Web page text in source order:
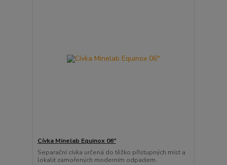
Cívka Minelab Equinox 06"
Separační cívka určená do těžko přístupných míst a
lokalit zamořených moderním odpadem.